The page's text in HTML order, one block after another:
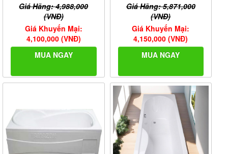
Giá Hãng: 4,988,000
(VNĐ)
Giá Khuyến Mại:
4,100,000 (VNĐ)
MUA NGAY
Giá Hãng: 5,871,000
(VNĐ)
Giá Khuyến Mại:
4,150,000 (VNĐ)
MUA NGAY